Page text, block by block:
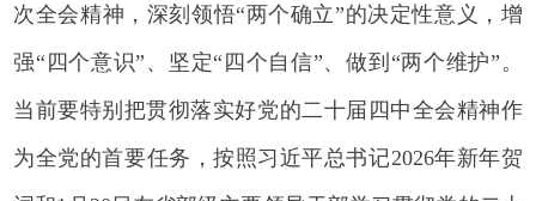
次全会精神， 深刻领悟“两个确立”的决定性意义，增
强“四个意识”、坚定“四个自信”、做到“两个维护”。
当前要特别把贯彻落实好党的二十届四中全会精神作
为全党的首要任务，按照习近平总书记2026年新年贺